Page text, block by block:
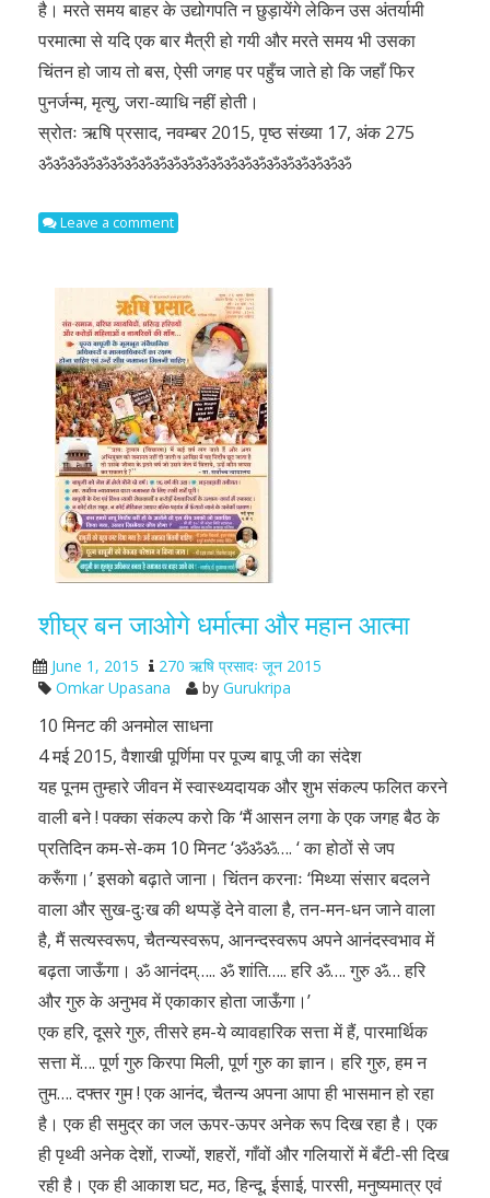
है। मरते समय बाहर के उद्योगपति न छुड़ायेंगे लेकिन उस अंतर्यामी
परमात्मा से यदि एक बार मैत्री हो गयी और मरते समय भी उसका
चिंतन हो जाय तो बस, ऐसी जगह पर पहुँच जाते हो कि जहाँ फिर
पुनर्जन्म, मृत्यु, जरा-व्याधि नहीं होती।
स्रोतः ऋषि प्रसाद, नवम्बर 2015, पृष्ठ संख्या 17, अंक 275
ॐॐॐॐॐॐॐॐॐॐॐॐॐॐॐॐॐॐॐॐॐॐ
Leave a comment
शीघ्र बन जाओगे धर्मात्मा और महान आत्मा
June 1, 2015
270 ऋषि प्रसादः जून 2015
Omkar Upasana
by Gurukripa
10 मिनट की अनमोल साधना
4 मई 2015, वैशाखी पूर्णिमा पर पूज्य बापू जी का संदेश
यह पूनम तुम्हारे जीवन में स्वास्थ्यदायक और शुभ संकल्प फलित करने
वाली बने ! पक्का संकल्प करो कि ‘मैं आसन लगा के एक जगह बैठ के
प्रतिदिन कम-से-कम 10 मिनट ‘ॐॐॐ…. ‘ का होठों से जप
करूँगा।’ इसको बढ़ाते जाना। चिंतन करनाः ‘मिथ्या संसार बदलने
वाला और सुख-दुःख की थप्पड़ें देने वाला है, तन-मन-धन जाने वाला
है, मैं सत्यस्वरूप, चैतन्यस्वरूप, आनन्दस्वरूप अपने आनंदस्वभाव में
बढ़ता जाऊँगा। ॐ आनंदम्….. ॐ शांति….. हरि ॐ…. गुरु ॐ… हरि
और गुरु के अनुभव में एकाकार होता जाऊँगा।’
एक हरि, दूसरे गुरु, तीसरे हम-ये व्यावहारिक सत्ता में हैं, पारमार्थिक
सत्ता में…. पूर्ण गुरु किरपा मिली, पूर्ण गुरु का ज्ञान। हरि गुरु, हम न
तुम…. दफ्तर गुम ! एक आनंद, चैतन्य अपना आपा ही भासमान हो रहा
है। एक ही समुद्र का जल ऊपर-ऊपर अनेक रूप दिख रहा है। एक
ही पृथ्वी अनेक देशों, राज्यों, शहरों, गाँवों और गलियारों में बँटी-सी दिख
रही है। एक ही आकाश घट, मठ, हिन्दू, ईसाई, पारसी, मनुष्यमात्र एवं